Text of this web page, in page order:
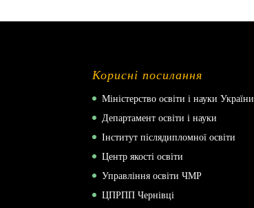
Корисні посилання
Міністерство освіти і науки України
Департамент освіти і науки
Інститут післядипломної освіти
Центр якості освіти
Управління освіти ЧМР
ЦПРПП Чернівці